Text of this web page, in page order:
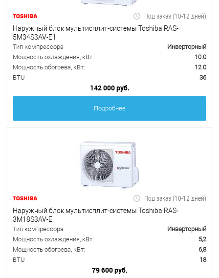
Под заказ (10-12 дней)
Наружный блок мультисплит-системы Toshiba RAS-
5M34S3AV-E1
Тип компрессора
Инверторный
Мощность охлаждения, кВт:
10.0
Мощность обогрева, кВт:
12.0
BTU
36
142 000 руб.
Подробнее
Под заказ (10-12 дней)
Наружный блок мультисплит-системы Toshiba RAS-
3M18S3AV-E
Тип компрессора
Инверторный
Мощность охлаждения, кВт:
5,2
Мощность обогрева, кВт:
6,8
BTU
18
79 600 руб.